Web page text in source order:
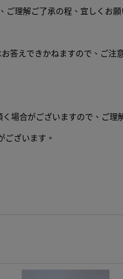
理解ご了承の程、宜しくお願
答えできかねますので、ご注
場合がございますので、ご理
ざいます。